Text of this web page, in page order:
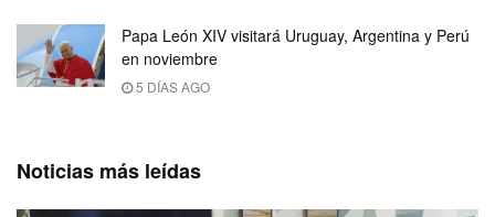
Papa León XIV visitará Uruguay, Argentina y Perú
en noviembre
5 DÍAS AGO
Noticias más leídas